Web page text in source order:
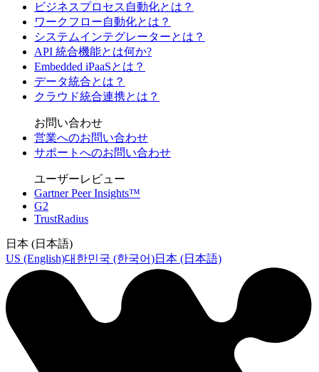
ビジネスプロセス自動化とは？
ワークフロー自動化とは？
システムインテグレーターとは？
API 統合機能とは何か?
Embedded iPaaSとは？
データ統合とは？
クラウド統合連携とは？
お問い合わせ
営業へのお問い合わせ
サポートへのお問い合わせ
ユーザーレビュー
Gartner Peer Insights™
G2
TrustRadius
日本 (日本語)
US (English)대한민국 (한국어)日本 (日本語)